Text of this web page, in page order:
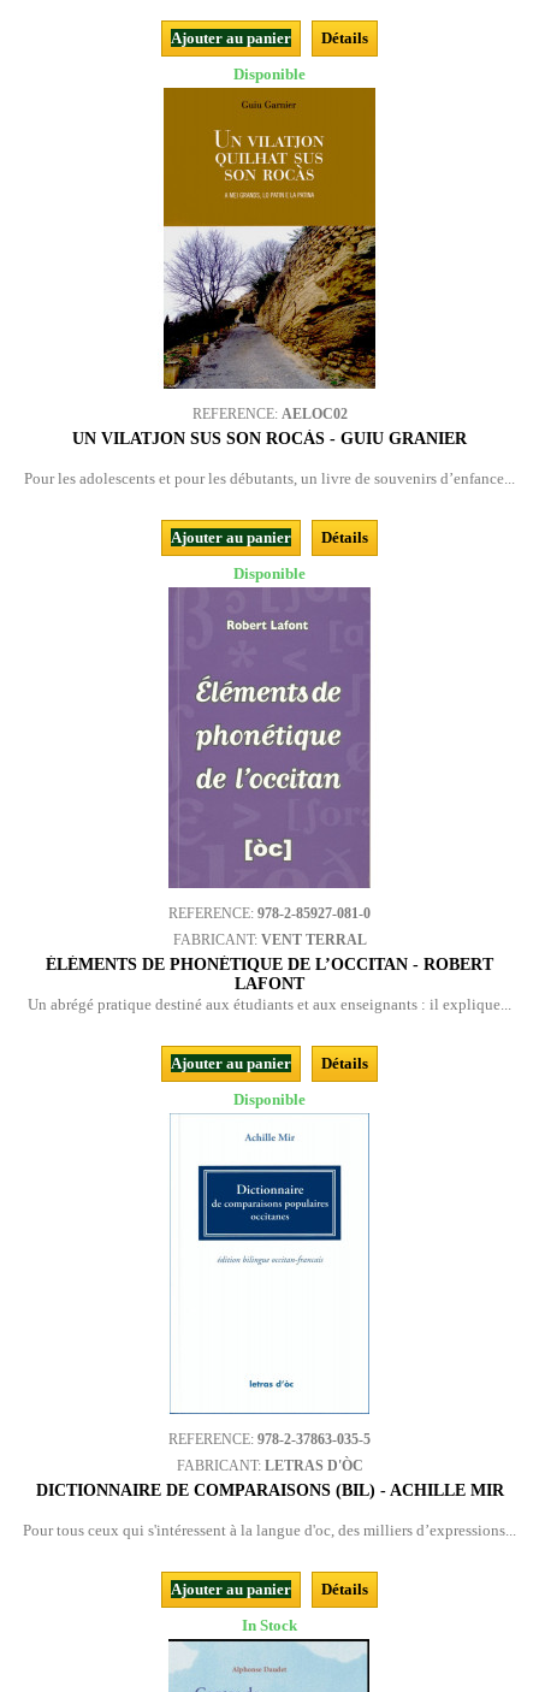
Ajouter au panier
Détails
Disponible
REFERENCE: AELOC02
UN VILATJON SUS SON ROCÀS - GUIU GRANIER
Pour les adolescents et pour les débutants, un livre de souvenirs d’enfance...
Ajouter au panier
Détails
Disponible
REFERENCE: 978-2-85927-081-0
FABRICANT: VENT TERRAL
ÉLÉMENTS DE PHONÉTIQUE DE L’OCCITAN - ROBERT
LAFONT
Un abrégé pratique destiné aux étudiants et aux enseignants : il explique...
Ajouter au panier
Détails
Disponible
REFERENCE: 978-2-37863-035-5
FABRICANT: LETRAS D'ÒC
DICTIONNAIRE DE COMPARAISONS (BIL) - ACHILLE MIR
Pour tous ceux qui s'intéressent à la langue d'oc, des milliers d’expressions...
Ajouter au panier
Détails
In Stock